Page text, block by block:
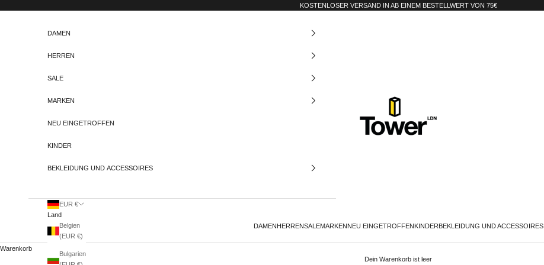
KOSTENLOSER VERSAND IN AB EINEM BESTELLWERT VON 75€
Tower-London.De
DAMEN HERRENSALEMARKEN NEU EINGETROFFEN KINDER BEKLEIDUNG UND ACCESSOIRES
DAMEN
HERREN
SALE
MARKEN
NEU EINGETROFFEN
KINDER
BEKLEIDUNG UND ACCESSOIRES
EUR €
Land
Belgien
(EUR €)
Bulgarien
Warenkorb
Dein Warenkorb ist leer